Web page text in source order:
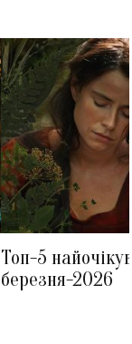
Топ-5
березня-2026